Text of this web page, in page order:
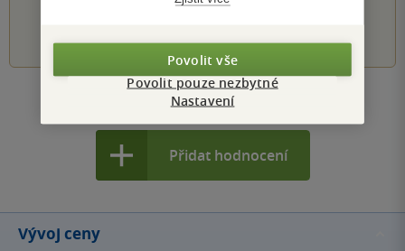
Zobrazit všechna hodnocení
Přidat hodnocení
Vývoj ceny
Povolit vše
Povolit pouze nezbytné
Nastavení